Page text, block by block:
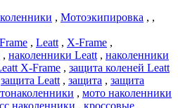
, Мотоэкипировка , ,
, Leatt , X-Frame ,
, наколенники Leatt , наколенники
X-Frame , защита коленей Leatt
защита Leatt , защита , защита
, мото наколенники
наколенники , кроссовые